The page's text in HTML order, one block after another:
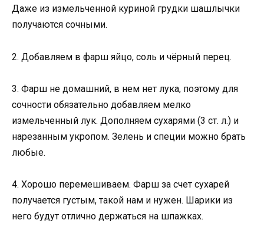
Даже из измельченной куриной грудки шашлычки
получаются сочными.
2. Добавляем в фарш яйцо, соль и чёрный перец.
3. Фарш не домашний, в нем нет лука, поэтому для
сочности обязательно добавляем мелко
измельченный лук. Дополняем сухарями (3 ст. л.) и
нарезанным укропом. Зелень и специи можно брать
любые.
4. Хорошо перемешиваем. Фарш за счет сухарей
получается густым, такой нам и нужен. Шарики из
него будут отлично держаться на шпажках.